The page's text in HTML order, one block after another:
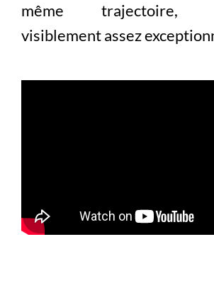
même trajectoire,
visiblement assez